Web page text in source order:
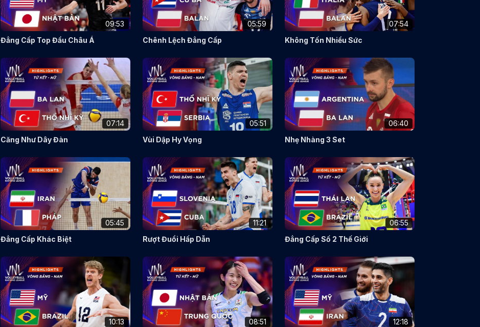
09:53
Đẳng Cấp Top Đầu Châu Á
05:59
Chênh Lệch Đẳng Cấp
07:54
Không Tốn Nhiều Sức
07:14
Căng Như Dây Đàn
05:51
Vùi Dập Hy Vọng
06:40
Nhẹ Nhàng 3 Set
05:45
Đẳng Cấp Khác Biệt
11:21
Rượt Đuổi Hấp Dẫn
06:55
Đẳng Cấp Số 2 Thế Giới
10:13
08:51
12:18